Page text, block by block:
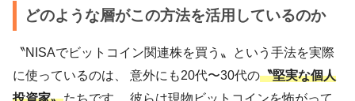
どのような層がこの方法を活用しているのか
〝NISAでビットコイン関連株を買う〟という手法を実際
に使っているのは、 意外にも20代〜30代の〝堅実な個人
投資家〟たちです。 彼らは現物ビットコインを怖がって